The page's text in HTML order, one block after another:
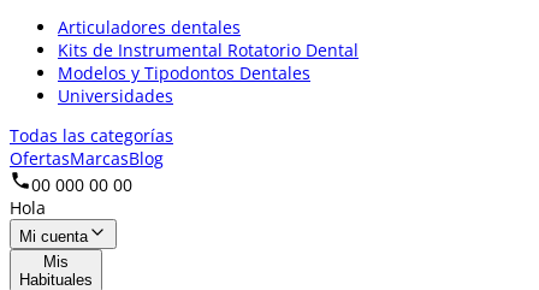
Articuladores dentales
Kits de Instrumental Rotatorio Dental
Modelos y Tipodontos Dentales
Universidades
Todas las categorías
OfertasMarcasBlog
00 000 00 00
Hola
Mi cuenta
Mis
Habituales